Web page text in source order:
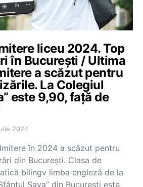
liceu 2024. Top
în București / Ultima
a scăzut pentru
La Colegiul
este 9,90, față de
2024
în 2024 a scăzut pentru
din București. Clasa de
bilingv limba engleză de la
Sava” din București este